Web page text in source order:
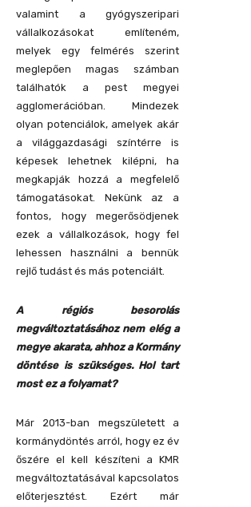
valamint a gyógyszeripari
vállalkozásokat említeném,
melyek egy felmérés szerint
meglepően magas számban
találhatók a pest megyei
agglomerációban. Mindezek
olyan potenciálok, amelyek akár
a világgazdasági színtérre is
képesek lehetnek kilépni, ha
megkapják hozzá a megfelelő
támogatásokat. Nekünk az a
fontos, hogy megerősödjenek
ezek a vállalkozások, hogy fel
lehessen használni a bennük
rejlő tudást és más potenciált.
A régiós besorolás
megváltoztatásához nem elég a
megye akarata, ahhoz a Kormány
döntése is szükséges. Hol tart
most ez a folyamat?
Már 2013-ban megszületett a
kormánydöntés arról, hogy ez év
őszére el kell készíteni a KMR
megváltoztatásával kapcsolatos
előterjesztést. Ezért már